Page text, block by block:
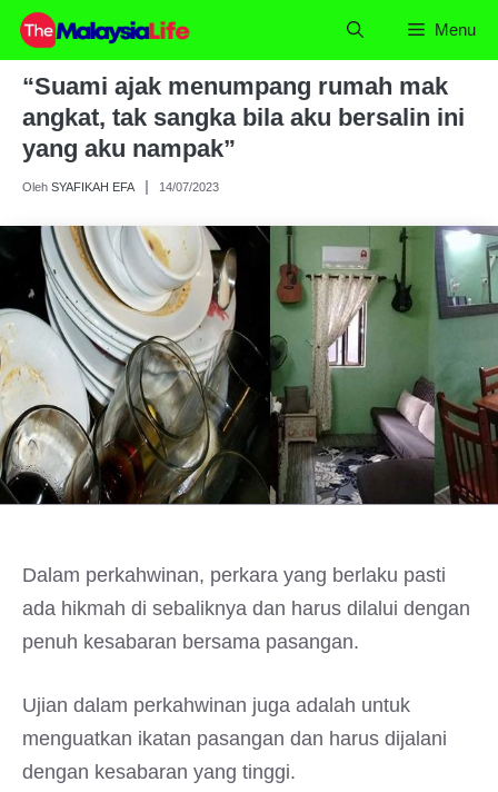
Skip
content
Menu
“Suami ajak menumpang rumah mak
angkat, tak sangka bila aku bersalin ini
yang aku nampak”
Oleh SYAFIKAH EFA 14/07/2023
Dalam perkahwinan, perkara yang berlaku pasti
ada hikmah di sebaliknya dan harus dilalui dengan
penuh kesabaran bersama pasangan.
Ujian dalam perkahwinan juga adalah untuk
menguatkan ikatan pasangan dan harus dijalani
dengan kesabaran yang tinggi.